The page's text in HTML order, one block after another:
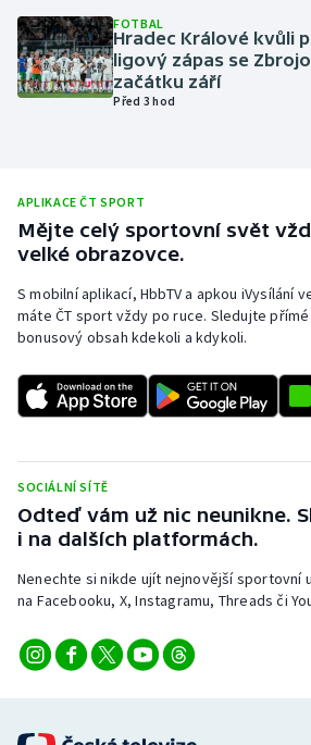
Olympijské hry
Parasport
Ragby
Rychlobruslení
Rychlostní kanoistika
Short track
Stolní tenis
Triatlon
Veslování
Vodní slalom
Volejbal
FOTBAL
Hradec Králové kvůli
ligový zápas se
začátku září
Před 3 hod
APLIKACE ČT SPORT
Mějte celý sportovní svět
velké obrazovce.
S mobilní aplikací, HbbTV a apkou iVysílání
máte ČT sport vždy po ruce. Sledujte
bonusový obsah kdekoli a kdykoli.
SOCIÁLNÍ SÍTĚ
Odteď vám už nic neunikne.
i na dalších platformách.
Nenechte si nikde ujít nejnovější sportovní
na Facebooku, X, Instagramu, Threads či